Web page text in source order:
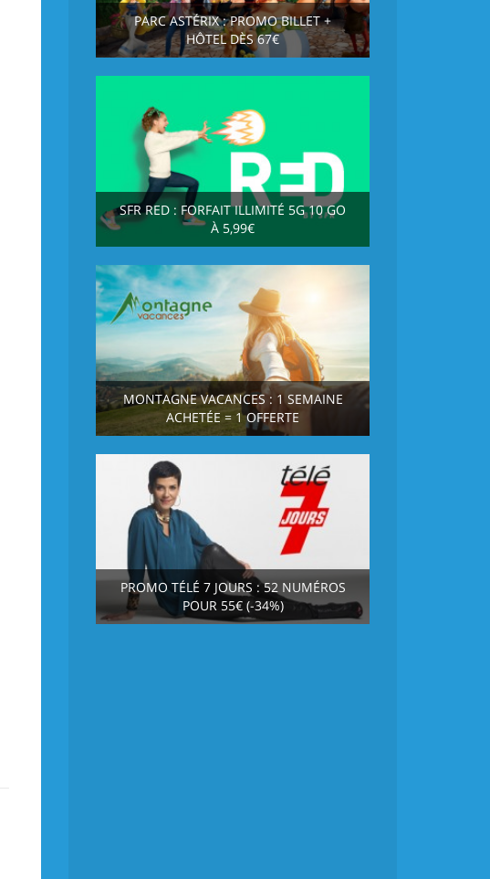
PARC ASTÉRIX : PROMO BILLET +
HÔTEL DÈS 67€
SFR RED : FORFAIT ILLIMITÉ 5G 10 GO
À 5,99€
MONTAGNE VACANCES : 1 SEMAINE
ACHETÉE = 1 OFFERTE
PROMO TÉLÉ 7 JOURS : 52 NUMÉROS
POUR 55€ (-34%)